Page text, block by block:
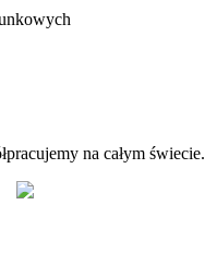
na całym świecie.